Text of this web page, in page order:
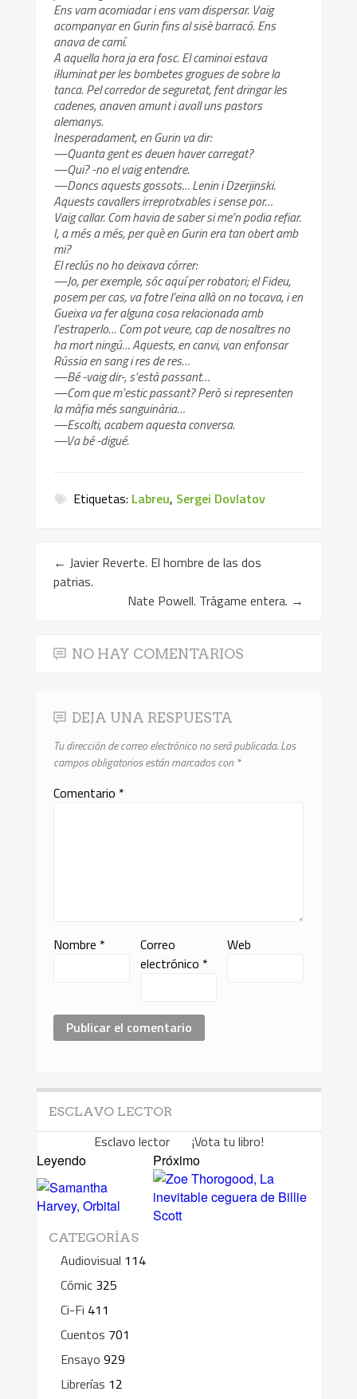
Ens vam acomiadar i ens vam dispersar. Vaig
acompanyar en Gurin fins al sisè barracó. Ens
anava de camí.
A aquella hora ja era fosc. El caminoi estava
il·luminat per les bombetes grogues de sobre la
tanca. Pel corredor de seguretat, fent dringar les
cadenes, anaven amunt i avall uns pastors
alemanys.
Inesperadament, en Gurin va dir:
—Quanta gent es deuen haver carregat?
—Qui? -no el vaig entendre.
—Doncs aquests gossots… Lenin i Dzerjinski.
Aquests cavallers irreprotxables i sense por…
Vaig callar. Com havia de saber si me’n podia refiar.
I, a més a més, per què en Gurin era tan obert amb
mi?
El reclús no ho deixava córrer:
—Jo, per exemple, sóc aquí per robatori; el Fideu,
posem per cas, va fotre l’eina allà on no tocava, i en
Gueixa va fer alguna cosa relacionada amb
l’estraperlo… Com pot veure, cap de nosaltres no
ha mort ningú… Aquests, en canvi, van enfonsar
Rússia en sang i res de res…
—Bé -vaig dir-, s’està passant…
—Com que m’estic passant? Però si representen
la màfia més sanguinària…
—Escolti, acabem aquesta conversa.
—Va bé -digué.
Etiquetas: Labreu, Sergei Dovlatov
← Javier Reverte. El hombre de las dos
patrias.
Nate Powell. Trágame entera. →
NO HAY COMENTARIOS
DEJA UNA RESPUESTA
Tu dirección de correo electrónico no será publicada.Los
campos obligatorios están marcados con *
Comentario *
Nombre *
Correo
electrónico *
Web
ESCLAVO LECTOR
Esclavo lector ¡Vota tu libro!
Leyendo Próximo
CATEGORÍAS
Audiovisual 114
Cómic 325
Ci-Fi 411
Cuentos 701
Ensayo 929
Librerías 12